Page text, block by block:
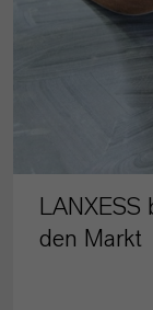
den Markt